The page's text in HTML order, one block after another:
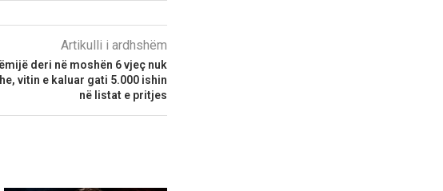
Artikulli i ardhshëm
deri në moshën 6 vjeç nuk
vitin e kaluar gati 5.000 ishin
në listat e pritjes